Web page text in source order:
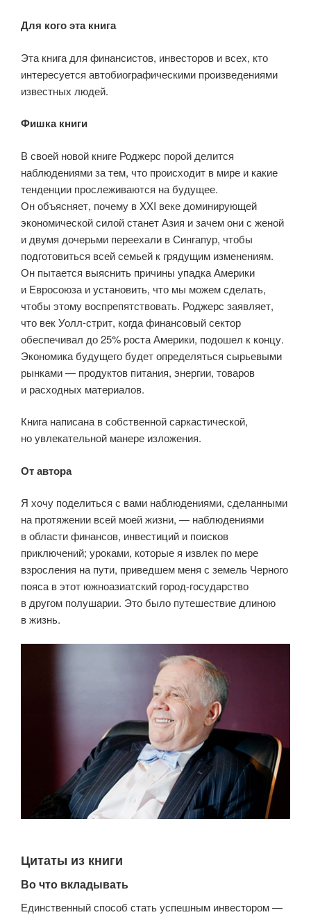
Для кого эта книга
Эта книга для финансистов, инвесторов и всех, кто
интересуется автобиографическими произведениями
известных людей.
Фишка книги
В своей новой книге Роджерс порой делится
наблюдениями за тем, что происходит в мире и какие
тенденции прослеживаются на будущее.
Он объясняет, почему в XXI веке доминирующей
экономической силой станет Азия и зачем они с женой
и двумя дочерьми переехали в Сингапур, чтобы
подготовиться всей семьей к грядущим изменениям.
Он пытается выяснить причины упадка Америки
и Евросоюза и установить, что мы можем сделать,
чтобы этому воспрепятствовать. Роджерс заявляет,
что век Уолл-стрит, когда финансовый сектор
обеспечивал до 25% роста Америки, подошел к концу.
Экономика будущего будет определяться сырьевыми
рынками — продуктов питания, энергии, товаров
и расходных материалов.
Книга написана в собственной саркастической,
но увлекательной манере изложения.
От автора
Я хочу поделиться с вами наблюдениями, сделанными
на протяжении всей моей жизни, — наблюдениями
в области финансов, инвестиций и поисков
приключений; уроками, которые я извлек по мере
взросления на пути, приведшем меня с земель Черного
пояса в этот южноазиатский город-государство
в другом полушарии. Это было путешествие длиною
в жизнь.
Цитаты из книги
Во что вкладывать
Единственный способ стать успешным инвестором —